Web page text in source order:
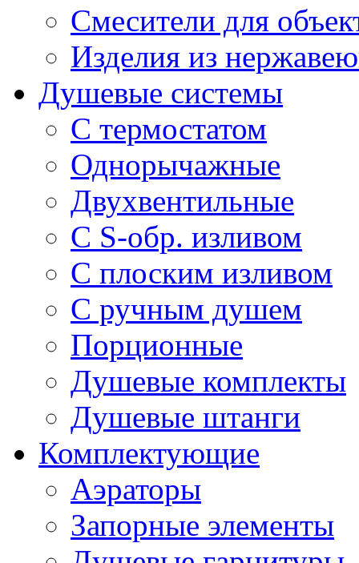
Смесители для
Изделия из
Душевые системы
С термостатом
Однорычажные
Двухвентильные
С S-обр. изливом
С плоским изливом
С ручным душем
Порционные
Душевые комплекты
Душевые штанги
Комплектующие
Аэраторы
Запорные элементы